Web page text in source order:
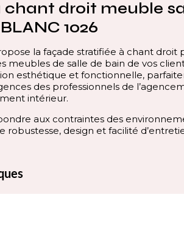
chant droit meuble
1026
la façade stratifiée à chant droit
meubles de salle de bain de vos
esthétique et fonctionnelle,
des professionnels de
intérieur.
aux contraintes des
robustesse, design et facilité